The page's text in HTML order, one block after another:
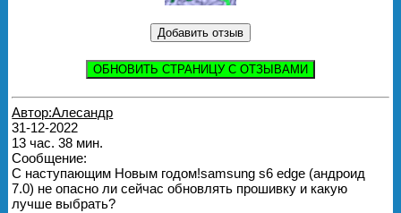
ОБНОВИТЬ СТРАНИЦУ С ОТЗЫВАМИ
Автор:Алесандр
31-12-2022
13 час. 38 мин.
Сообщение:
С наступающим Новым годом!samsung s6 edge (андроид
7.0) не опасно ли сейчас обновлять прошивку и какую
лучше выбрать?